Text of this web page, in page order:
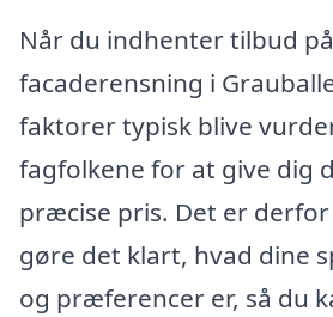
Når du indhenter tilbud på
facaderensning i
faktorer typisk blive
fagfolkene for at give dig
præcise pris. Det er
gøre det klart, hvad dine
og præferencer er, så du